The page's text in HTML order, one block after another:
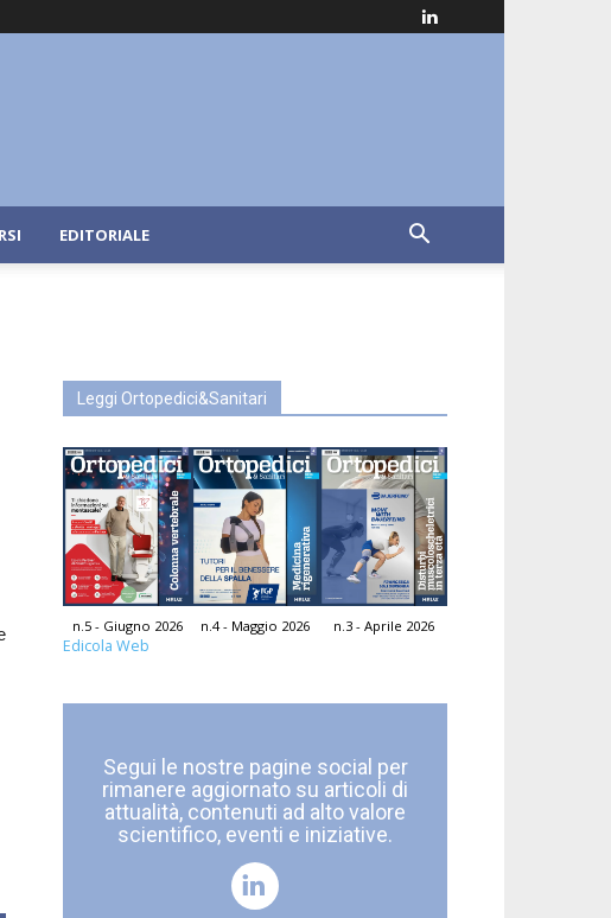
EDITORIALE
Leggi Ortopedici&Sanitari
n.5 - Giugno 2026 n.4 - Maggio 2026 n.3 - Aprile 2026
Edicola Web
Segui le nostre pagine social per
rimanere aggiornato su articoli di
attualità, contenuti ad alto valore
scientifico, eventi e iniziative.